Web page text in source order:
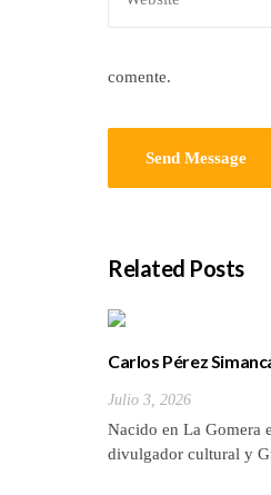
comente.
Related Posts
Carlos Pérez
Julio 3, 2026
Nacido en La Gomera
divulgador cultural y